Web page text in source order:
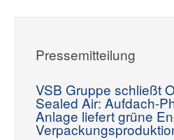
Pressemitteilung
VSB Gruppe schließt
Sealed Air: Aufdach-
Anlage liefert grüne